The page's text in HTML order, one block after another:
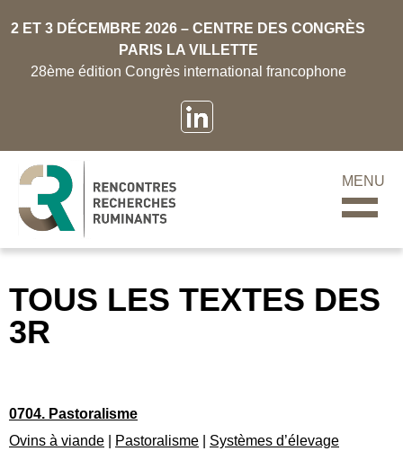
2 ET 3 DÉCEMBRE 2026 – CENTRE DES CONGRÈS
PARIS LA VILLETTE
28ème édition Congrès international francophone
MENU
TOUS LES TEXTES DES
3R
0704. Pastoralisme
Ovins à viande
Pastoralisme Systèmes d’élevage